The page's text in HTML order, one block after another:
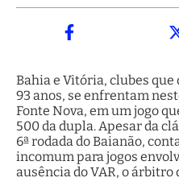
Bahia e Vitória, clubes
93 anos, se enfrentam
Fonte Nova, em um jogo
500 da dupla. Apesar da
6ª rodada do Baianão,
incomum para jogos
ausência do VAR, o árbitro